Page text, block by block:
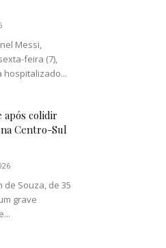
Messi,
feira (7),
hospitalizado...
após colidir
Centro-Sul
de Souza, de 35
grave